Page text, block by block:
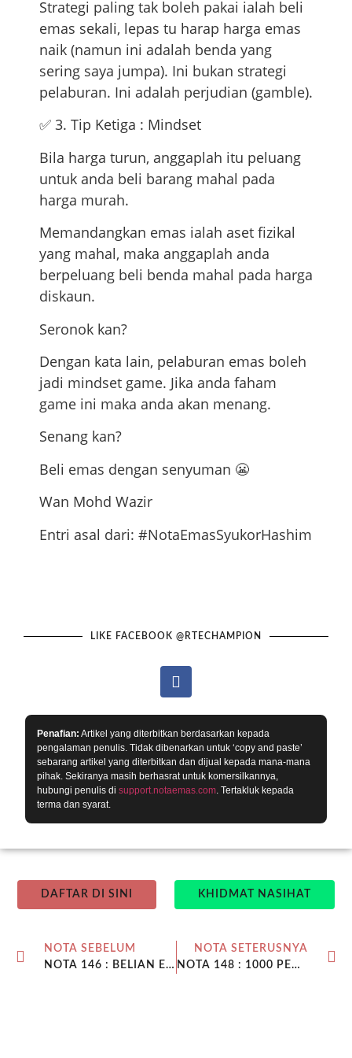
Strategi paling tak boleh pakai ialah beli
emas sekali, lepas tu harap harga emas
naik (namun ini adalah benda yang
sering saya jumpa). Ini bukan strategi
pelaburan. Ini adalah perjudian (gamble).
✅ 3. Tip Ketiga : Mindset
Bila harga turun, anggaplah itu peluang
untuk anda beli barang mahal pada
harga murah.
Memandangkan emas ialah aset fizikal
yang mahal, maka anggaplah anda
berpeluang beli benda mahal pada harga
diskaun.
Seronok kan?
Dengan kata lain, pelaburan emas boleh
jadi mindset game. Jika anda faham
game ini maka anda akan menang.
Senang kan?
Beli emas dengan senyuman 😬
Wan Mohd Wazir
Entri asal dari: #NotaEmasSyukorHashim
LIKE FACEBOOK @RTECHAMPION
Penafian: Artikel yang diterbitkan berdasarkan kepada
pengalaman penulis. Tidak dibenarkan untuk ‘copy and paste’
sebarang artikel yang diterbitkan dan dijual kepada mana-mana
pihak. Sekiranya masih berhasrat untuk komersilkannya,
hubungi penulis di support.notaemas.com. Tertakluk kepada
terma dan syarat.
DAFTAR DI SINI KHIDMAT NASIHAT
NOTA SEBELUM
NOTA 146 : BELIAN EMAS BULAN FEBRUARI NAIK TIGA KALI GANDA
NOTA SETERUSNYA
NOTA 148 : 1000 PENYIMPAN BAHARU REBUT PELUANG BELI EMAS DENGAN HARGA MURAH